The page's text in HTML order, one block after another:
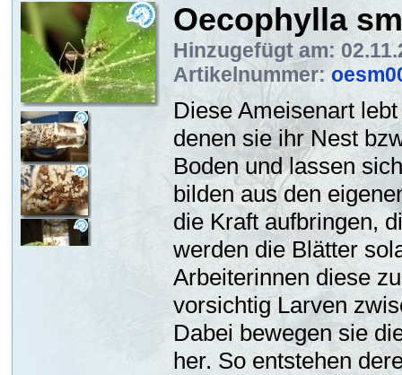
Oecophylla
Hinzugefügt am:
Artikelnummer:
Diese Ameisenart
denen sie ihr Nest
Boden und lassen
bilden aus den
die Kraft aufbringen,
werden die Blätter
Arbeiterinnen diese
vorsichtig Larven
Dabei bewegen sie
her. So entstehen